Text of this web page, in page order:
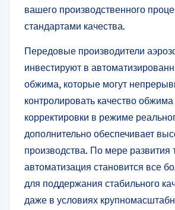
вашего производственного
стандартами качества.
Передовые производители
инвестируют в
обжима, которые могут
контролировать качество
корректировки в режиме
дополнительно обеспечивает
производства. По мере развития
автоматизация становится все
для поддержания стабильного
даже в условиях